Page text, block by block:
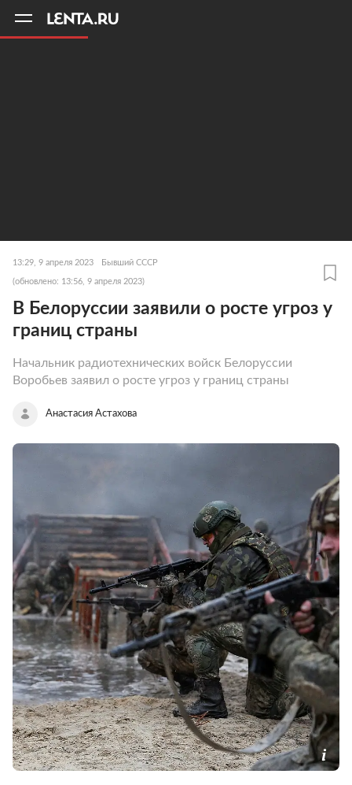
13:29, 9 апреля 2023 Бывший СССР
(обновлено: 13:56, 9 апреля 2023)
В Белоруссии заявили о росте угроз у
границ страны
Начальник радиотехнических войск Белоруссии
Воробьев заявил о росте угроз у границ страны
Анастасия Астахова